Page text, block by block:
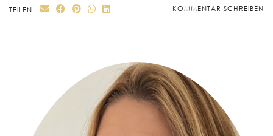
TEILEN: KOMMENTAR SCHREIBEN